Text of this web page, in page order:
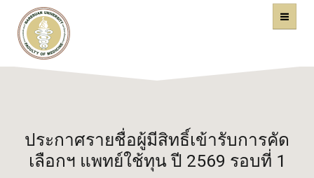
คณะแพทยศาสตร์
ประกาศรายชื่อผู้มีสิทธิ์เข้ารับการคัด
เลือกฯ แพทย์ใช้ทุน ปี 2569 รอบที่ 1